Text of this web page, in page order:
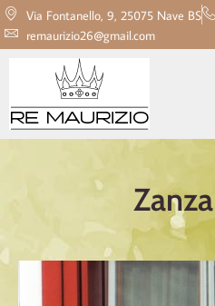
Via Fontanello, 9, 25075 Nave BS
remaurizio26@gmail.com